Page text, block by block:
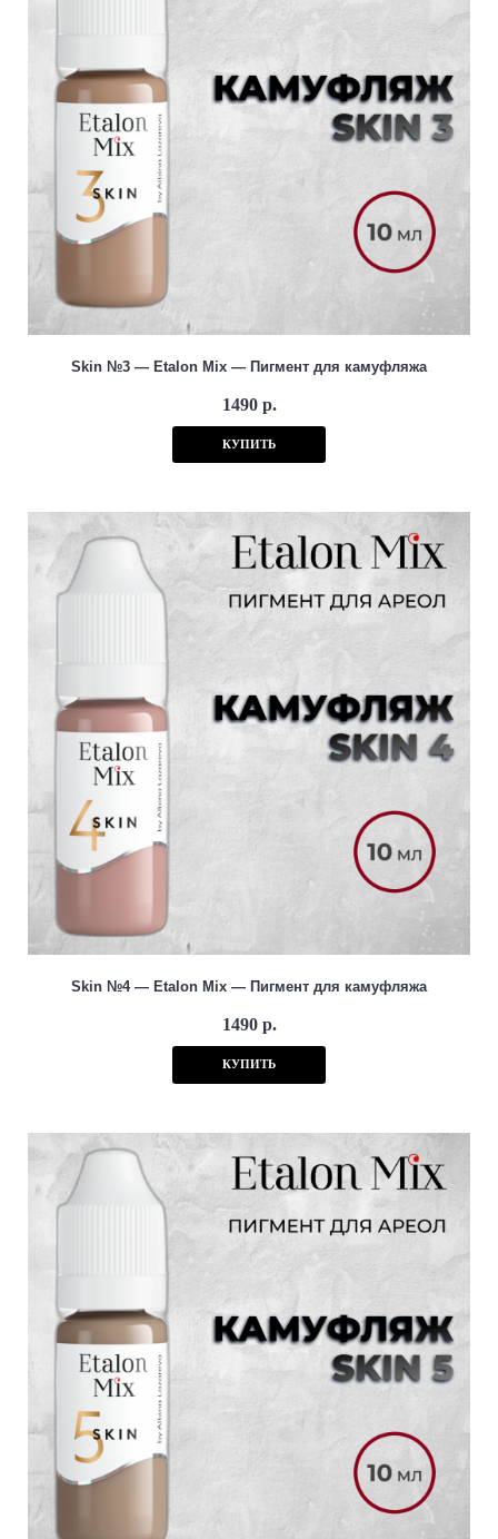
Skin №3 — Etalon Mix — Пигмент для камуфляжа
1490 р.
КУПИТЬ
Skin №4 — Etalon Mix — Пигмент для камуфляжа
1490 р.
КУПИТЬ